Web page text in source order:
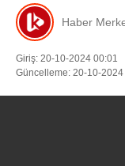
SAĞLIK
EKONOMİ
SPOR
Haber
Giriş: 20-10-2024 00:01
Güncelleme: 20-10-2024